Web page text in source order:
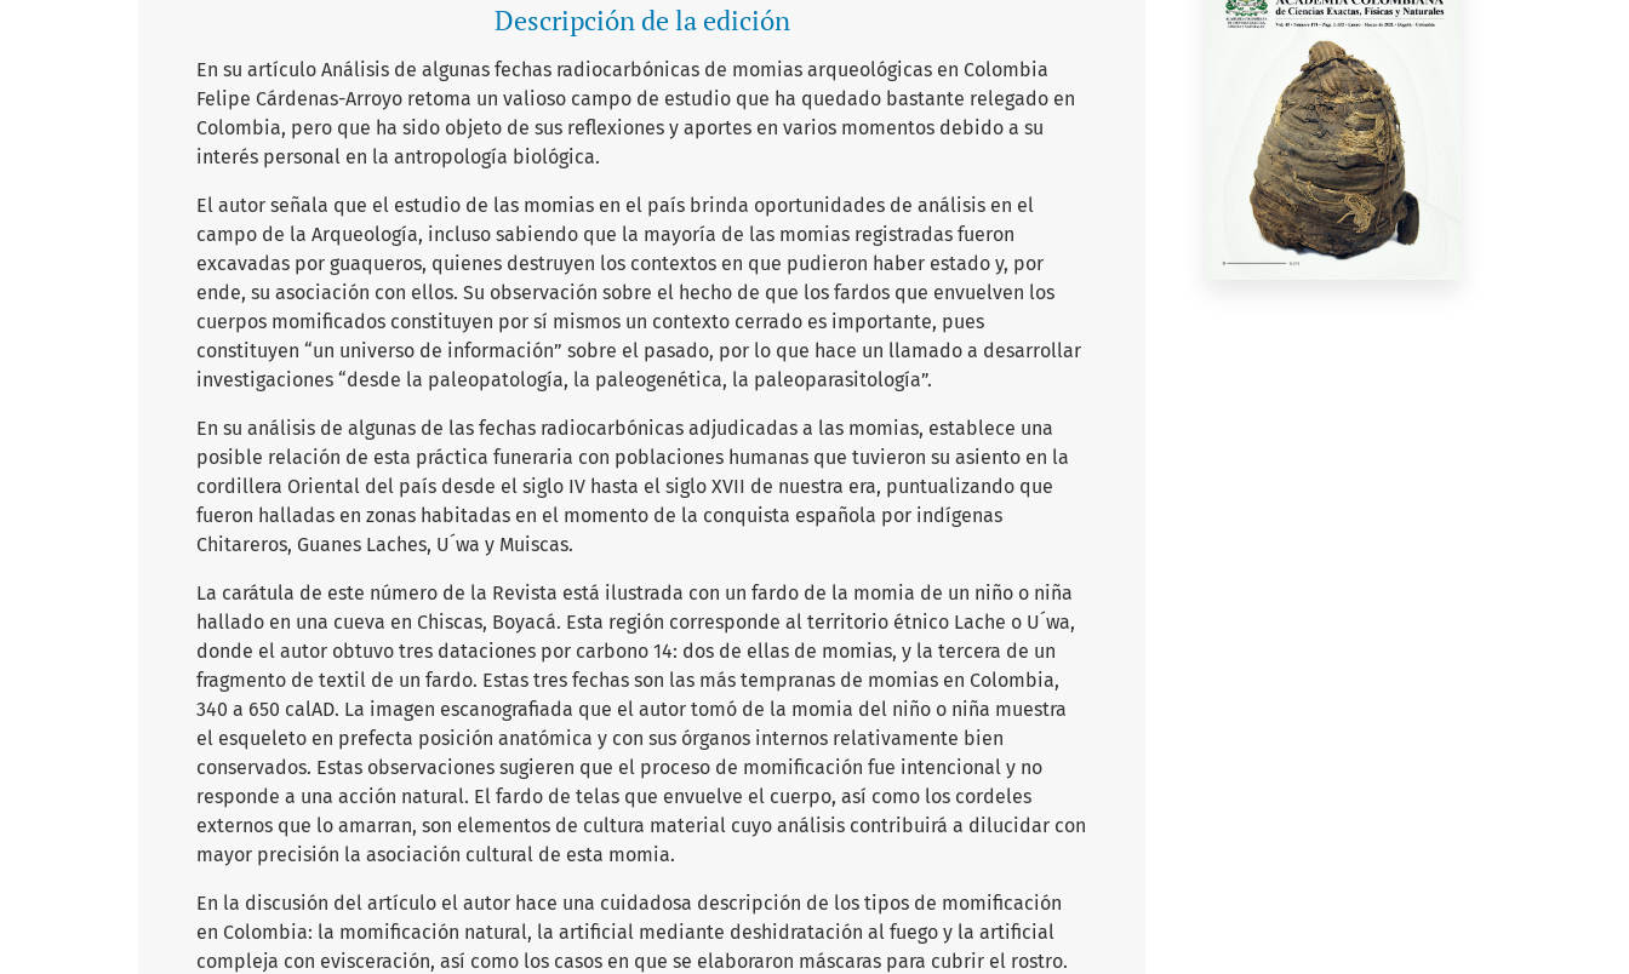
Descripción de la edición
En su artículo Análisis de algunas fechas radiocarbónicas de momias arqueológicas en Colombia
Felipe Cárdenas-Arroyo retoma un valioso campo de estudio que ha quedado bastante relegado en
Colombia, pero que ha sido objeto de sus reflexiones y aportes en varios momentos debido a su
interés personal en la antropología biológica.
El autor señala que el estudio de las momias en el país brinda oportunidades de análisis en el
campo de la Arqueología, incluso sabiendo que la mayoría de las momias registradas fueron
excavadas por guaqueros, quienes destruyen los contextos en que pudieron haber estado y, por
ende, su asociación con ellos. Su observación sobre el hecho de que los fardos que envuelven los
cuerpos momificados constituyen por sí mismos un contexto cerrado es importante, pues
constituyen “un universo de información” sobre el pasado, por lo que hace un llamado a desarrollar
investigaciones “desde la paleopatología, la paleogenética, la paleoparasitología”.
En su análisis de algunas de las fechas radiocarbónicas adjudicadas a las momias, establece una
posible relación de esta práctica funeraria con poblaciones humanas que tuvieron su asiento en la
cordillera Oriental del país desde el siglo IV hasta el siglo XVII de nuestra era, puntualizando que
fueron halladas en zonas habitadas en el momento de la conquista española por indígenas
Chitareros, Guanes Laches, U´wa y Muiscas.
La carátula de este número de la Revista está ilustrada con un fardo de la momia de un niño o niña
hallado en una cueva en Chiscas, Boyacá. Esta región corresponde al territorio étnico Lache o U´wa,
donde el autor obtuvo tres dataciones por carbono 14: dos de ellas de momias, y la tercera de un
fragmento de textil de un fardo. Estas tres fechas son las más tempranas de momias en Colombia,
340 a 650 calAD. La imagen escanografiada que el autor tomó de la momia del niño o niña muestra
el esqueleto en prefecta posición anatómica y con sus órganos internos relativamente bien
conservados. Estas observaciones sugieren que el proceso de momificación fue intencional y no
responde a una acción natural. El fardo de telas que envuelve el cuerpo, así como los cordeles
externos que lo amarran, son elementos de cultura material cuyo análisis contribuirá a dilucidar con
mayor precisión la asociación cultural de esta momia.
En la discusión del artículo el autor hace una cuidadosa descripción de los tipos de momificación
en Colombia: la momificación natural, la artificial mediante deshidratación al fuego y la artificial
compleja con evisceración, así como los casos en que se elaboraron máscaras para cubrir el rostro.